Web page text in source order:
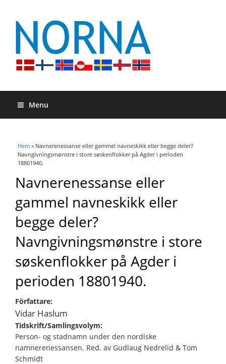
Menu
Du är här
Hem » Navnerenessanse eller gammel navneskikk eller begge deler?
Navngivningsmønstre i store søskenflokker på Agder i perioden
18801940.
Navnerenessanse eller
gammel navneskikk eller
begge deler?
Navngivningsmønstre i store
søskenflokker på Agder i
perioden 18801940.
Författare:
Vidar Haslum
Tidskrift/Samlingsvolym:
Person- og stadnamn under den nordiske
namnerenessansen. Red. av Gudlaug Nedrelid & Tom
Schmidt